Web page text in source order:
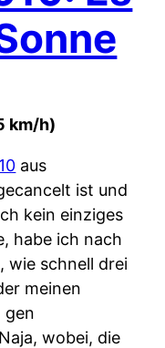
km/h)
aus
ist und
kein einziges
habe ich nach
wie schnell drei
meinen
gen
wobei, die